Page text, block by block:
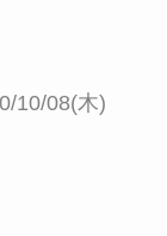
10/08(木)